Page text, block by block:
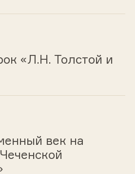
«Л.Н. Толстой и
век на